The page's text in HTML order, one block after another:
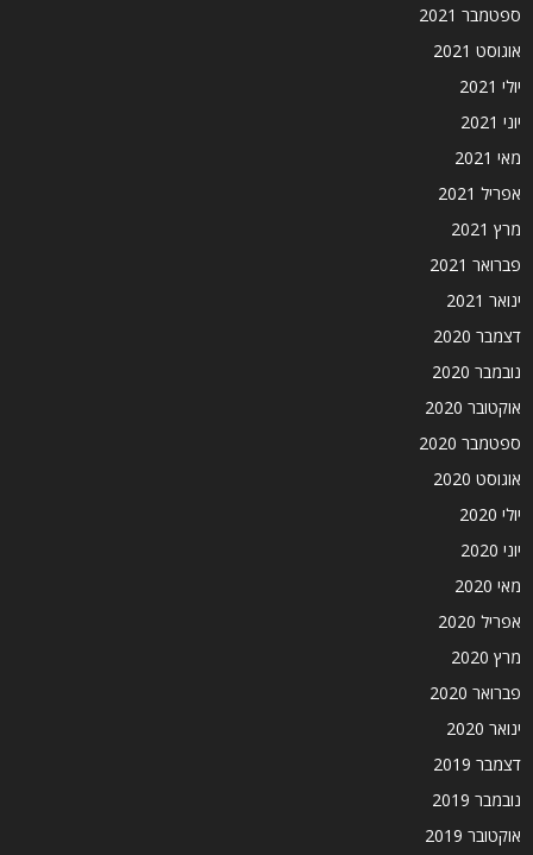
ספטמבר 2021
אוגוסט 2021
יולי 2021
יוני 2021
מאי 2021
אפריל 2021
מרץ 2021
פברואר 2021
ינואר 2021
דצמבר 2020
נובמבר 2020
אוקטובר 2020
ספטמבר 2020
אוגוסט 2020
יולי 2020
יוני 2020
מאי 2020
אפריל 2020
מרץ 2020
פברואר 2020
ינואר 2020
דצמבר 2019
נובמבר 2019
אוקטובר 2019